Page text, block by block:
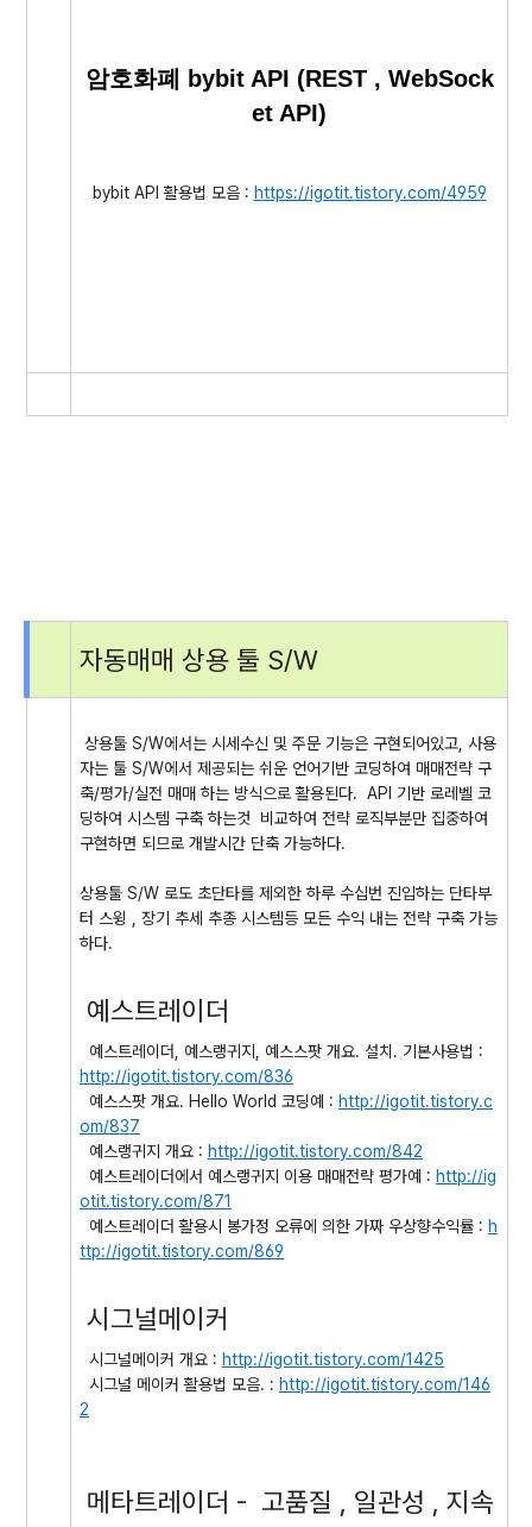
암호화폐 bybit API (REST , WebSock
et API)
bybit API 활용법 모음 : https://igotit.tistory.com/4959
자동매매 상용 툴 S/W
상용툴 S/W에서는 시세수신 및 주문 기능은 구현되어있고, 사용
자는 툴 S/W에서 제공되는 쉬운 언어기반 코딩하여 매매전략 구
축/평가/실전 매매 하는 방식으로 활용된다. API 기반 로레벨 코
딩하여 시스템 구축 하는것 비교하여 전략 로직부분만 집중하여
구현하면 되므로 개발시간 단축 가능하다.
상용툴 S/W 로도 초단타를 제외한 하루 수십번 진입하는 단타부
터 스윙 , 장기 추세 추종 시스템등 모든 수익 내는 전략 구축 가능
하다.
예스트레이더
예스트레이더, 예스랭귀지, 예스스팟 개요. 설치. 기본사용법 :
http://igotit.tistory.com/836
예스스팟 개요. Hello World 코딩예 : http://igotit.tistory.c
om/837
예스랭귀지 개요 : http://igotit.tistory.com/842
예스트레이더에서 예스랭귀지 이용 매매전략 평가예 : http://ig
otit.tistory.com/871
예스트레이더 활용시 봉가정 오류에 의한 가짜 우상향수익률 : h
ttp://igotit.tistory.com/869
시그널메이커
시그널메이커 개요 : http://igotit.tistory.com/1425
시그널 메이커 활용법 모음. : http://igotit.tistory.com/146
2
메타트레이더 - 고품질 , 일관성 , 지속